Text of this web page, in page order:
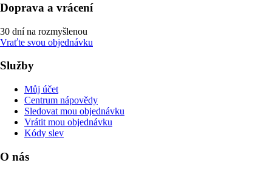
Doprava a vrácení
30 dní na rozmyšlenou
Vraťte svou objednávku
Služby
Můj účet
Centrum nápovědy
Sledovat mou objednávku
Vrátit mou objednávku
Kódy slev
O nás